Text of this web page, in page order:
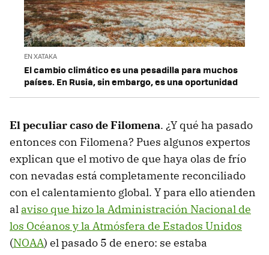
EN XATAKA
El cambio climático es una pesadilla para muchos
países. En Rusia, sin embargo, es una oportunidad
El peculiar caso de Filomena. ¿Y qué ha pasado
entonces con Filomena? Pues algunos expertos
explican que el motivo de que haya olas de frío
con nevadas está completamente reconciliado
con el calentamiento global. Y para ello atienden
al aviso que hizo la Administración Nacional de
los Océanos y la Atmósfera de Estados Unidos
(NOAA) el pasado 5 de enero: se estaba